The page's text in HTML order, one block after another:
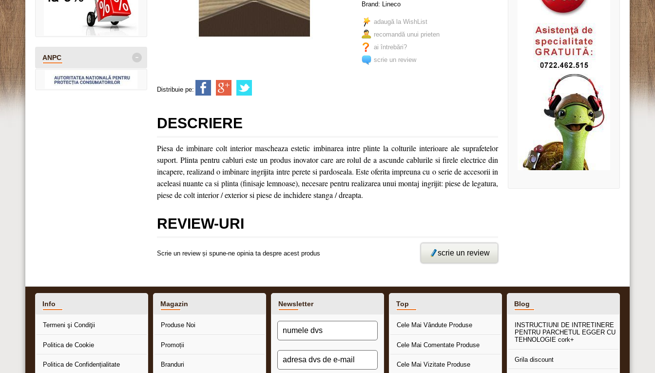
Brand: Lineco
adaugă la WishList
recomandă unui prieten
ai întrebări?
scrie un review
Distribuie pe:
DESCRIERE
Piesa de imbinare colt interior mascheaza estetic imbinarea intre plinte la colturile interioare ale suprafetelor
suport. Plinta pentru cabluri este un produs inovator care are rolul de a ascunde cablurile si firele electrice din
incapere, realizand o imbinare ingrijita intre perete si pardoseala. Este oferita impreuna cu o serie de accesorii in
aceleasi nuante ca si plinta (finisaje lemnoase), necesare pentru realizarea unui montaj ingrijit: piese de legatura,
piese de colt interior / exterior si piese de inchidere stanga / dreapta.
REVIEW-URI
Scrie un review și spune-ne opinia ta despre acest produs scrie un review
ANPC -
Info
Termeni şi Condiţii
Politica de Cookie
Politica de Confidențialitate
Magazin
Produse Noi
Promoții
Branduri
Newsletter Top
Cele Mai Vândute Produse
Cele Mai Comentate Produse
Cele Mai Vizitate Produse
Blog
INSTRUCTIUNI DE INTRETINERE
PENTRU PARCHETUL EGGER CU
TEHNOLOGIE cork+
Grila discount